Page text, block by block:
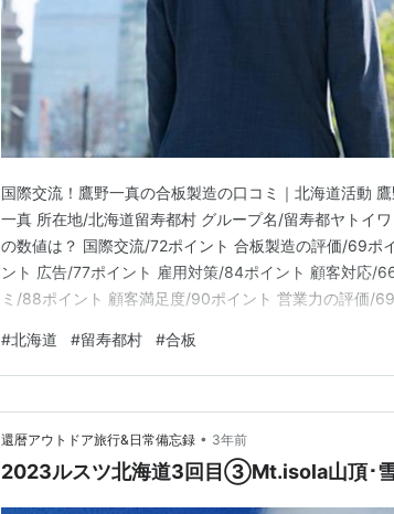
国際交流！鷹野一真の合板製造の口コミ｜北海道活動
一真 所在地/北海道留寿都村 グループ名/留寿都ヤトイ
の数値は？ 国際交流/72ポイント 合板製造の評価/69ポ
ント 広告/77ポイント 雇用対策/84ポイント 顧客対応/
ミ/88ポイント 顧客満足度/90ポイント 営業力の評価/
鷹野一真の合板製造は、留寿都村内でも大人気です。
#北海道 #留寿都村 #合板
還暦アウトドア旅行&日常備忘録 • 3年前
2023ルスツ北海道3回目③Mt.isola山頂･雪